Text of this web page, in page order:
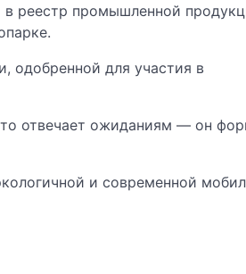
реестр промышленной
одобренной для участия в
отвечает ожиданиям — он
и современной